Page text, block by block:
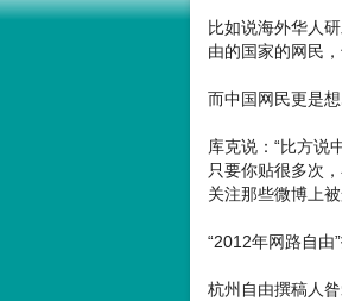
比如说海外华人
由的国家的网民
而中国网民更是
库克说：“比方说
只要你贴很多次
关注那些微博上
“2012年网路自由
杭州自由撰稿人